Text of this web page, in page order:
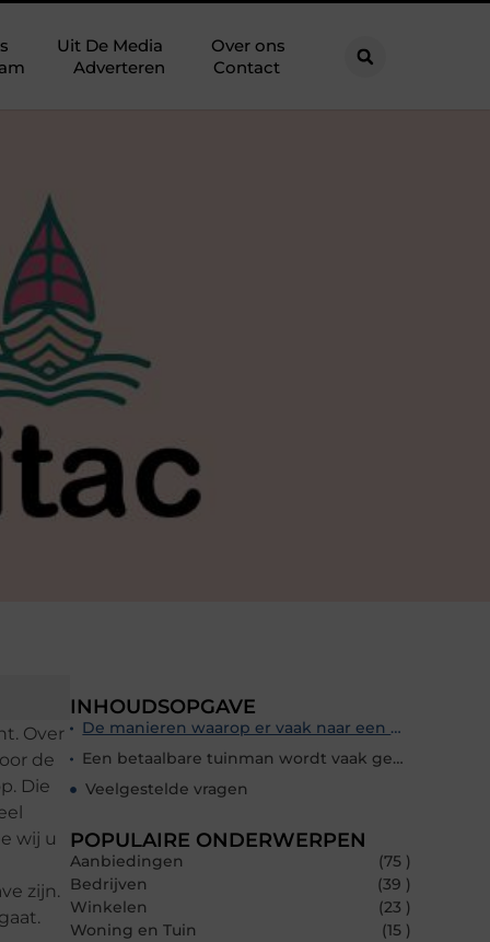
Uit De Media
Over ons
Adverteren Contact
Over
de
Die
wij u
zijn.
INHOUDSOPGAVE
De manieren waarop er vaak naar een betaalbare tuinman gezocht wordt
Een betaalbare tuinman wordt vaak gezocht en gevonden op vergelijkingssites
Veelgestelde vragen
POPULAIRE ONDERWERPEN
Aanbiedingen
(75 )
Bedrijven
(39 )
Winkelen
(23 )
Woning en Tuin
(15 )